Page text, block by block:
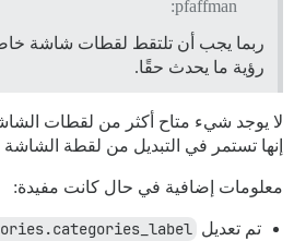
pfaffman:
ربما يجب أن تلتقط لقطات شاشة
رؤية ما يحدث حقًا.
لا يوجد شيء متاح أكثر من لقطات
إنها تستمر في التبديل من لقطة الشاشة 1 إلى لقطة الشاشة 2.
معلومات إضافية في حال كانت مفيدة:
تم تعديل